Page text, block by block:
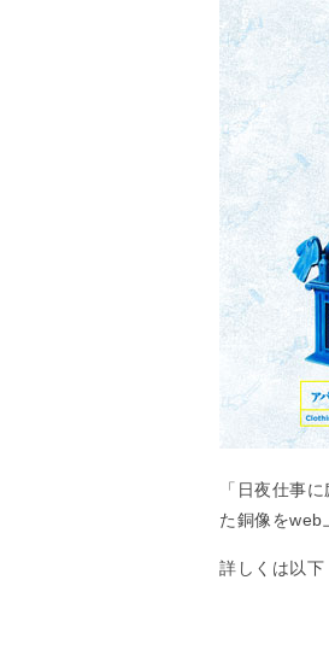
「日夜仕事
た銅像をweb
詳しくは以下